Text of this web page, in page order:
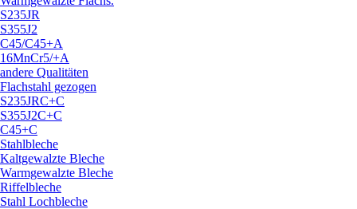
S235JR
S355J2
C45/C45+A
16MnCr5/+A
andere Qualitäten
Flachstahl gezogen
S235JRC+C
S355J2C+C
C45+C
Stahlbleche
Kaltgewalzte Bleche
Warmgewalzte Bleche
Riffelbleche
Stahl Lochbleche